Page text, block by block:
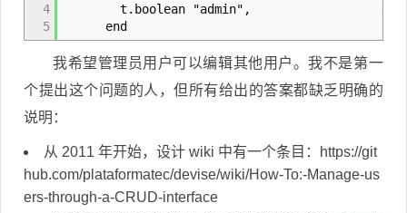
4
5
t.boolean "admin",
end
我希望管理员用户可以编辑其他用户。我不是第一
个提出这个问题的人，但所有给出的答案都缺乏明确的
说明：
从 2011 年开始，设计 wiki 中有一个条目：https://git
hub.com/plataformatec/devise/wiki/How-To:-Manage-us
ers-through-a-CRUD-interface